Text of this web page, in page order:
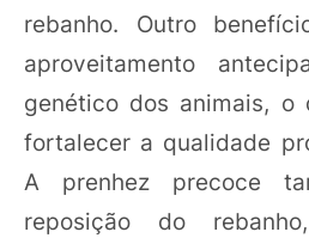
rebanho. Outro
aproveitamento
genético dos animais, o
fortalecer a qualidade
A prenhez precoce
reposição do